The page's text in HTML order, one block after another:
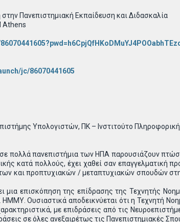
Πανεπιστημιακή Εκπαίδευση και Διδασκαλία
Athens
jc/86070441605
Υπολογιστών, ΠΚ – Ινστιτούτο
πολλά πανεπιστήμια των ΗΠΑ παρουσιάζουν
κατά πολλούς, έχει χαθεί σαν
και προπτυχιακών / μεταπτυχιακών σπουδών
μια επισκόπηση της επίδρασης της Τεχνητής
Ουσιαστικά αποδεικνύεται ότι η Τεχνητή
με επιδράσεις από τις
σε όλες ανεξαιρέτως τις Πανεπιστημιακές